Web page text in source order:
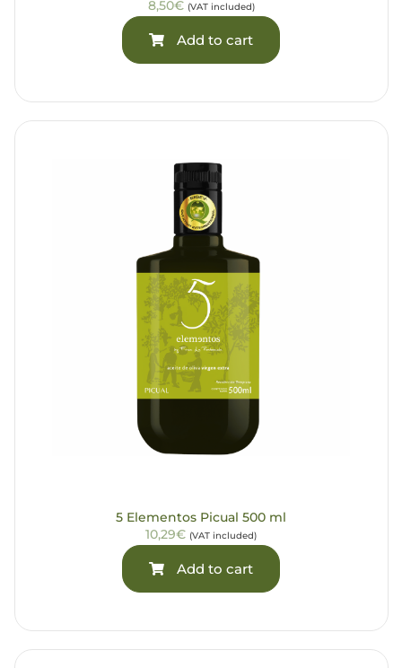
8,50€ (VAT included)
Add to cart
5 Elementos Picual 500 ml
10,29€ (VAT included)
Add to cart